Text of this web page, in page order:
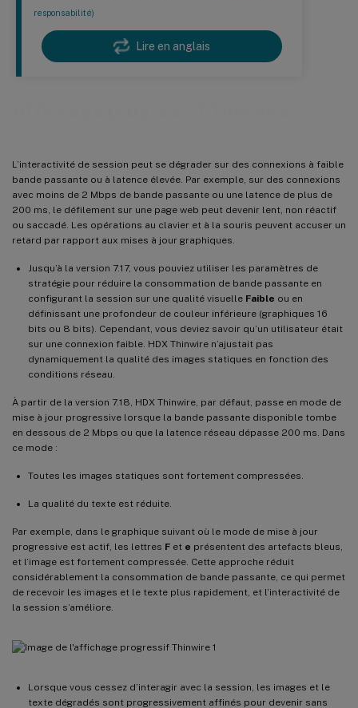
responsabilité)
Lire en anglais
L’interactivité de session peut se dégrader sur des connexions à faible
bande passante ou à latence élevée. Par exemple, sur des connexions
avec moins de 2 Mbps de bande passante ou une latence de plus de
200 ms, le défilement sur une page web peut devenir lent, non réactif
ou saccadé. Les opérations au clavier et à la souris peuvent accuser un
retard par rapport aux mises à jour graphiques.
Jusqu’à la version 7.17, vous pouviez utiliser les paramètres de
stratégie pour réduire la consommation de bande passante en
configurant la session sur une qualité visuelle Faible ou en
définissant une profondeur de couleur inférieure (graphiques 16
bits ou 8 bits). Cependant, vous deviez savoir qu’un utilisateur était
sur une connexion faible. HDX Thinwire n’ajustait pas
dynamiquement la qualité des images statiques en fonction des
conditions réseau.
À partir de la version 7.18, HDX Thinwire, par défaut, passe en mode de
mise à jour progressive lorsque la bande passante disponible tombe
en dessous de 2 Mbps ou que la latence réseau dépasse 200 ms. Dans
ce mode :
Toutes les images statiques sont fortement compressées.
La qualité du texte est réduite.
Par exemple, dans le graphique suivant où le mode de mise à jour
progressive est actif, les lettres F et e présentent des artefacts bleus,
et l’image est fortement compressée. Cette approche réduit
considérablement la consommation de bande passante, ce qui permet
de recevoir les images et le texte plus rapidement, et l’interactivité de
la session s’améliore.
Lorsque vous cessez d’interagir avec la session, les images et le
texte dégradés sont progressivement affinés pour devenir sans